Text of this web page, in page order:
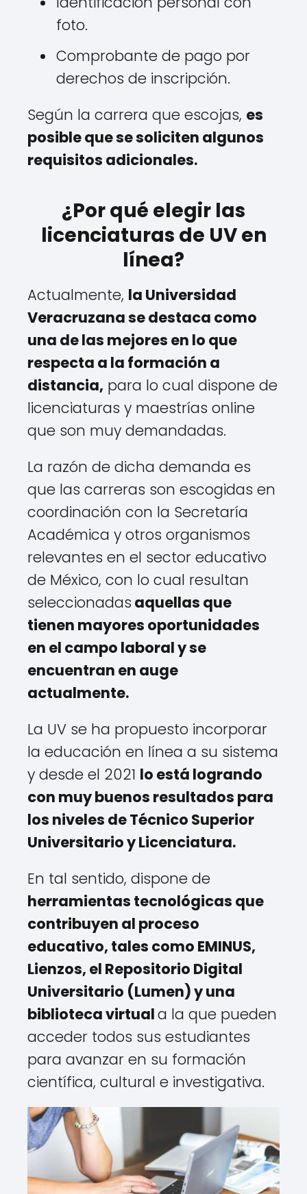
foto.
Comprobante de pago por
derechos de inscripción.
Según la carrera que escojas, es
posible que se soliciten algunos
requisitos adicionales.
¿Por qué elegir las
licenciaturas de UV en
línea?
Actualmente, la Universidad
Veracruzana se destaca como
una de las mejores en lo que
respecta a la formación a
distancia, para lo cual dispone de
licenciaturas y maestrías online
que son muy demandadas.
La razón de dicha demanda es
que las carreras son escogidas en
coordinación con la Secretaría
Académica y otros organismos
relevantes en el sector educativo
de México, con lo cual resultan
seleccionadas aquellas que
tienen mayores oportunidades
en el campo laboral y se
encuentran en auge
actualmente.
La UV se ha propuesto incorporar
la educación en línea a su sistema
y desde el 2021 lo está logrando
con muy buenos resultados para
los niveles de Técnico Superior
Universitario y Licenciatura.
En tal sentido, dispone de
herramientas tecnológicas que
contribuyen al proceso
educativo, tales como EMINUS,
Lienzos, el Repositorio Digital
Universitario (Lumen) y una
biblioteca virtuala la que pueden
acceder todos sus estudiantes
para avanzar en su formación
científica, cultural e investigativa.